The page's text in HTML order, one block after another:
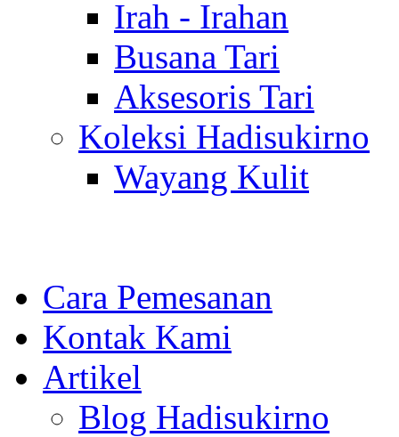
Irah - Irahan
Busana Tari
Aksesoris Tari
Koleksi Hadisukirno
Wayang Kulit
Cara Pemesanan
Kontak Kami
Artikel
Blog Hadisukirno